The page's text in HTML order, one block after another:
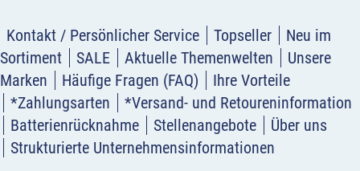
Kontakt / Persönlicher Service Topseller
Neu im
Sortiment
SALE Aktuelle Themenwelten
Unsere
Marken
Häufige Fragen (FAQ)
Ihre Vorteile
*Zahlungsarten
*Versand- und Retoureninformation
Batterienrücknahme
Stellenangebote
Über uns
Strukturierte Unternehmensinformationen